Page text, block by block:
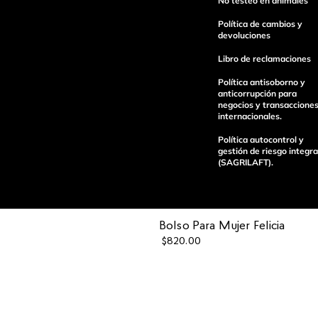
Bolso Para Mujer Felicia
$820.00
enviar comentario
Política de cambios y
devoluciones
Libro de reclamaciones
Política antisoborno y
anticorrupción para
negocios y transacciones
internacionales.
Política autocontrol y
gestión de riesgo
(SAGRILAFT).
Pagos 100%